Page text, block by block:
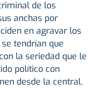
de los
anchas por
en agravar los
tendrían que
la seriedad que le
político con
desde la central.